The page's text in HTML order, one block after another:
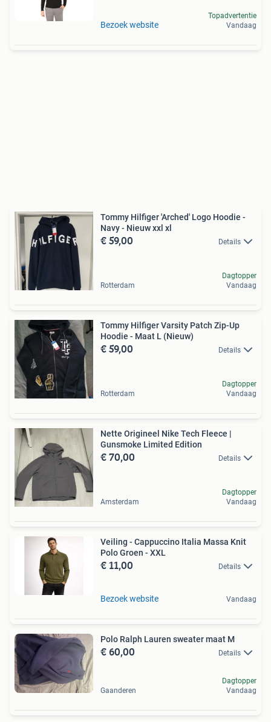
Bezoek website
Topadvertentie
Vandaag
Tommy Hilfiger 'Arched' Logo Hoodie -
Navy - Nieuw xxl xl
€ 59,00 Details
Rotterdam
Dagtopper
Vandaag
Tommy Hilfiger Varsity Patch Zip-Up
Hoodie - Maat L (Nieuw)
€ 59,00 Details
Rotterdam
Dagtopper
Vandaag
Nette Origineel Nike Tech Fleece |
Gunsmoke Limited Edition
€ 70,00 Details
Amsterdam
Dagtopper
Vandaag
Veiling - Cappuccino Italia Massa Knit
Polo Groen - XXL
€ 11,00 Details
Bezoek website Vandaag
Polo Ralph Lauren sweater maat M
€ 60,00 Details
Gaanderen
Dagtopper
Vandaag